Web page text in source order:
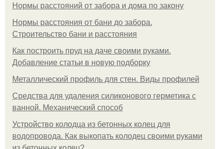
Нормы расстояний от забора и дома по закону
Нормы расстояния от бани до забора.
Строительство бани и расстояния
Как построить пруд на даче своими руками.
Добавление статьи в новую подборку
Металлический профиль для стен. Виды профилей
Средства для удаления силиконового герметика с
ванной. Механический способ
Устройство колодца из бетонных колец для
водопровода. Как выкопать колодец своими руками